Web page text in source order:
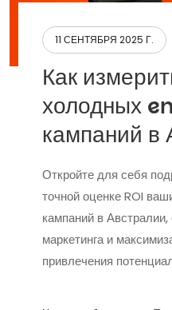
11 СЕНТЯБРЯ 2025 Г.
Как
холодных
кампаний в
Откройте для себя
точной оценке ROI
кампаний в
маркетинга и
привлечения